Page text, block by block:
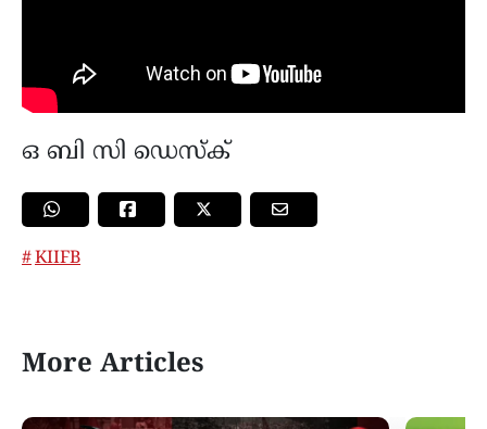
ഒ ബി സി ഡെസ്ക്
KIIFB
More Articles